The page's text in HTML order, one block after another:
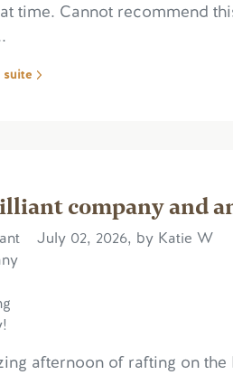
time. Cannot recommend
suite
company and
July 02, 2026, by Katie W
afternoon of rafting on